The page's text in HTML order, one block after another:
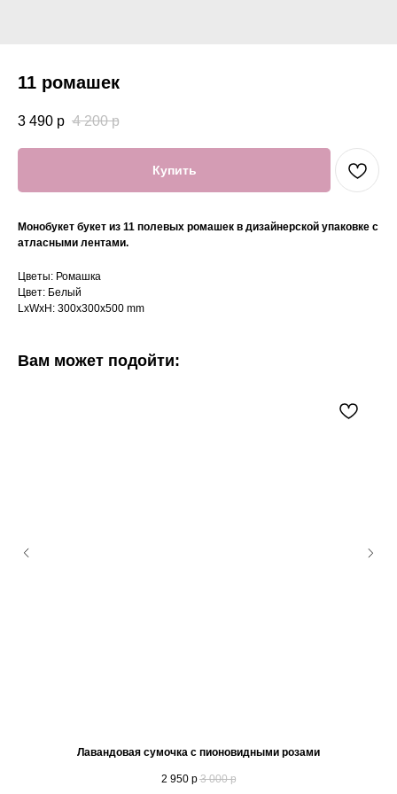
11 ромашек
3 490 р 4 200 р
Купить
Монобукет букет из 11 полевых ромашек в дизайнерской упаковке с
атласными лентами.
Цветы: Ромашка
Цвет: Белый
LxWxH: 300x300x500 mm
Вам может подойти:
Лавандовая сумочка с пионовидными розами
2 950 р 3 000 р